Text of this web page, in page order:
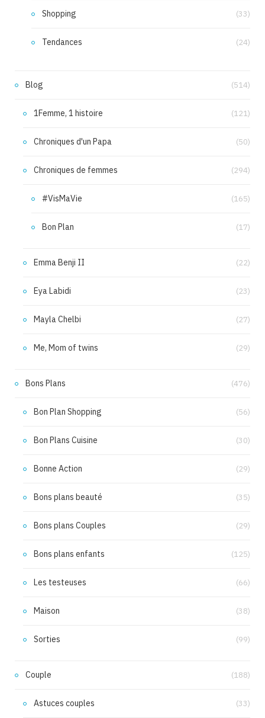
Shopping (33)
Tendances (24)
Blog (514)
1Femme, 1 histoire (121)
Chroniques d'un Papa (50)
Chroniques de femmes (294)
#VisMaVie (165)
Bon Plan (17)
Emma Benji II (22)
Eya Labidi (23)
Mayla Chelbi (27)
Me, Mom of twins (29)
Bons Plans (476)
Bon Plan Shopping (56)
Bon Plans Cuisine (30)
Bonne Action (29)
Bons plans beauté (35)
Bons plans Couples (29)
Bons plans enfants (125)
Les testeuses (66)
Maison (38)
Sorties (99)
Couple (188)
Astuces couples (33)